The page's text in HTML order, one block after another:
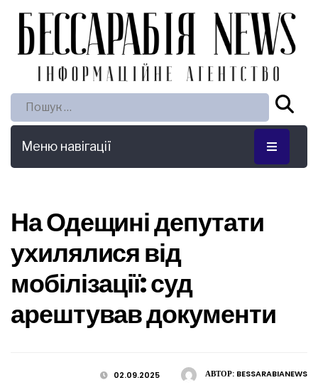
Пошук:
Меню навігації
На Одещині депутати
ухилялися від
мобілізації: суд
арештував документи
АВТОР: BESSARABIANEWS
02.09.2025